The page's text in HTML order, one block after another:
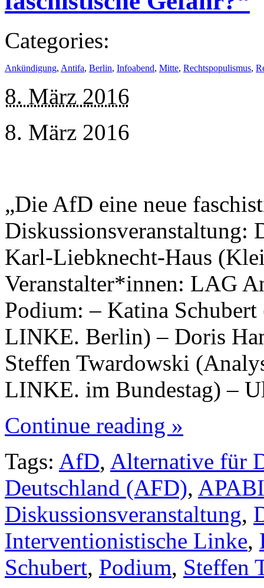
Categories:
Ankündigung, Antifa, Berlin, Infoabend, Mitte, Rechtspopulismus,
8. März 2016
8. März 2016
„Die AfD eine neue
Diskussionsveranstaltung:
Karl-Liebknecht-Haus
Veranstalter*innen: LAG
Podium: – Katina
LINKE. Berlin) – Doris
Steffen Twardowski
LINKE. im Bundestag) –
Continue reading »
Tags: AfD, Alternative für
Deutschland (AFD),
Diskussionsveranstaltung,
Interventionistische Linke,
Schubert, Podium, Steffen